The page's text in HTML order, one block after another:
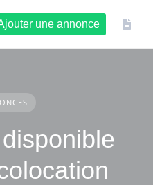
une annonce